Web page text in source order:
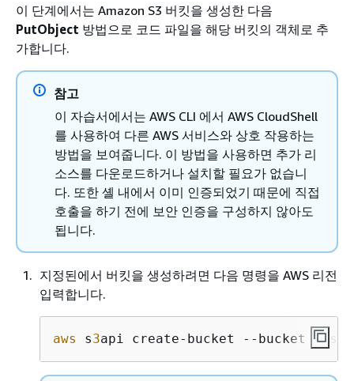
이 단계에서는 Amazon S3 버킷을 생성한 다음
PutObject 방법으로 코드 파일을 해당 버킷의 객체로 추
가합니다.
참고
이 자습서에서는 AWS CLI 에서 AWS CloudShell
를 사용하여 다른 AWS 서비스와 상호 작용하는
방법을 보여줍니다. 이 방법을 사용하면 추가 리
소스를 다운로드하거나 설치할 필요가 없습니
다. 또한 셸 내에서 이미 인증되었기 때문에 직접
호출을 하기 전에 보안 인증을 구성하지 않아도
됩니다.
지정된에서 버킷을 생성하려면 다음 명령을 AWS 리전
입력합니다.
aws s3api create-bucket --bucket